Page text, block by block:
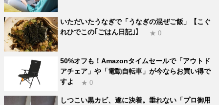
いただいたうなぎで「うなぎの混ぜご飯」【こぐ
れひでこの｢ごはん日記｣】
★ 0
50%オフも！Amazonタイムセールで「アウトド
アチェア」や「電動自転車」が今ならお買い得で
すよ
★ 0
しつこい黒カビ、遂に決着。垂れない「プロ御用